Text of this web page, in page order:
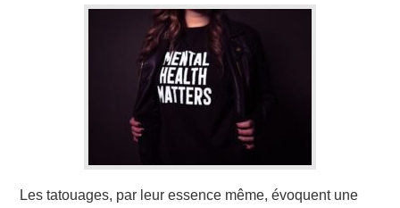
Les tatouages, par leur essence même, évoquent une